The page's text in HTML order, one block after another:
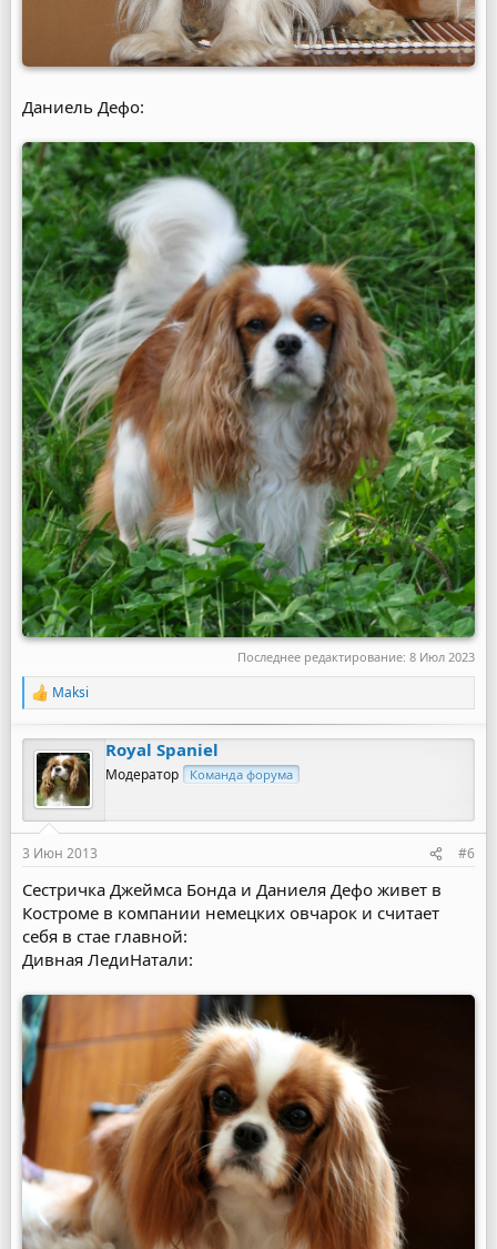
Даниель Дефо:
Последнее редактирование: 8 Июл 2023
Р
а
к
и
и
:
Maksi
Royal Spaniel
Модератор Команда форума
3 Июн 2013 #6
Сестричка Джеймса Бонда и Даниеля Дефо живет в
Костроме в компании немецких овчарок и считает
себя в стае главной:
Дивная ЛедиНатали: